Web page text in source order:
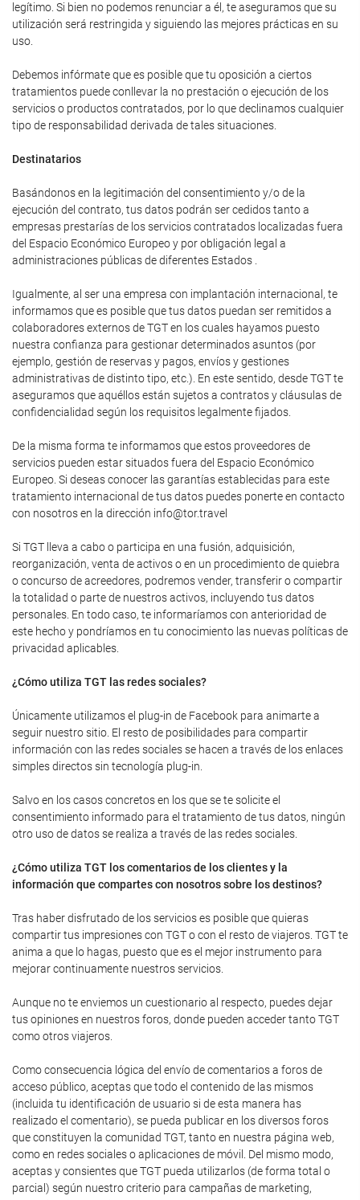
legítimo. Si bien no podemos renunciar a él, te aseguramos que su
utilización será restringida y siguiendo las mejores prácticas en su
uso.
Debemos infórmate que es posible que tu oposición a ciertos
tratamientos puede conllevar la no prestación o ejecución de los
servicios o productos contratados, por lo que declinamos cualquier
tipo de responsabilidad derivada de tales situaciones.
Destinatarios
Basándonos en la legitimación del consentimiento y/o de la
ejecución del contrato, tus datos podrán ser cedidos tanto a
empresas prestarías de los servicios contratados localizadas fuera
del Espacio Económico Europeo y por obligación legal a
administraciones públicas de diferentes Estados .
Igualmente, al ser una empresa con implantación internacional, te
informamos que es posible que tus datos puedan ser remitidos a
colaboradores externos de TGT en los cuales hayamos puesto
nuestra confianza para gestionar determinados asuntos (por
ejemplo, gestión de reservas y pagos, envíos y gestiones
administrativas de distinto tipo, etc.). En este sentido, desde TGT te
aseguramos que aquéllos están sujetos a contratos y cláusulas de
confidencialidad según los requisitos legalmente fijados.
De la misma forma te informamos que estos proveedores de
servicios pueden estar situados fuera del Espacio Económico
Europeo. Si deseas conocer las garantías establecidas para este
tratamiento internacional de tus datos puedes ponerte en contacto
con nosotros en la dirección info@tor.travel
Si TGT lleva a cabo o participa en una fusión, adquisición,
reorganización, venta de activos o en un procedimiento de quiebra
o concurso de acreedores, podremos vender, transferir o compartir
la totalidad o parte de nuestros activos, incluyendo tus datos
personales. En todo caso, te informaríamos con anterioridad de
este hecho y pondríamos en tu conocimiento las nuevas políticas de
privacidad aplicables.
¿Cómo utiliza TGT las redes sociales?
Únicamente utilizamos el plug-in de Facebook para animarte a
seguir nuestro sitio. El resto de posibilidades para compartir
información con las redes sociales se hacen a través de los enlaces
simples directos sin tecnología plug-in.
Salvo en los casos concretos en los que se te solicite el
consentimiento informado para el tratamiento de tus datos, ningún
otro uso de datos se realiza a través de las redes sociales.
¿Cómo utiliza TGT los comentarios de los clientes y la
información que compartes con nosotros sobre los destinos?
Tras haber disfrutado de los servicios es posible que quieras
compartir tus impresiones con TGT o con el resto de viajeros. TGT te
anima a que lo hagas, puesto que es el mejor instrumento para
mejorar continuamente nuestros servicios.
Aunque no te enviemos un cuestionario al respecto, puedes dejar
tus opiniones en nuestros foros, donde pueden acceder tanto TGT
como otros viajeros.
Como consecuencia lógica del envío de comentarios a foros de
acceso público, aceptas que todo el contenido de las mismos
(incluida tu identificación de usuario si de esta manera has
realizado el comentario), se pueda publicar en los diversos foros
que constituyen la comunidad TGT, tanto en nuestra página web,
como en redes sociales o aplicaciones de móvil. Del mismo modo,
aceptas y consientes que TGT pueda utilizarlos (de forma total o
parcial) según nuestro criterio para campañas de marketing,